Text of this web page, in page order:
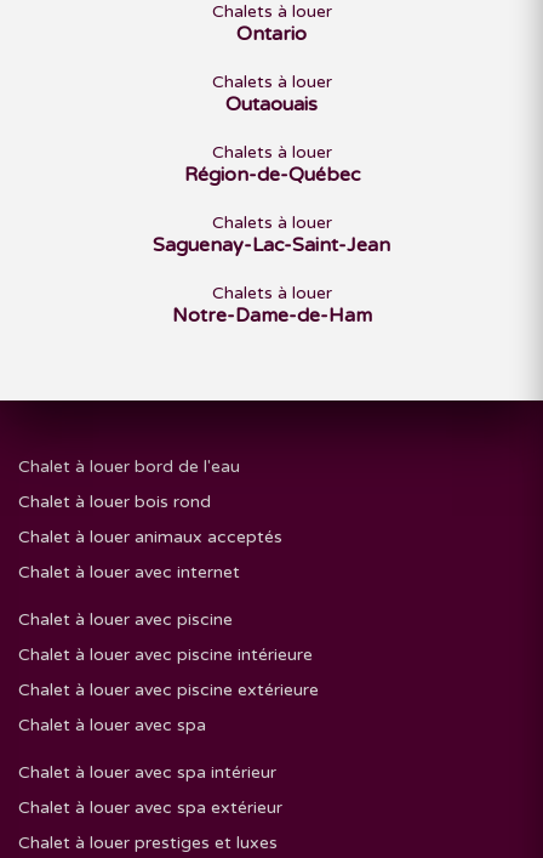
Chalets à louer
Ontario
Chalets à louer
Outaouais
Chalets à louer
Région-de-Québec
Chalets à louer
Saguenay-Lac-Saint-Jean
Chalets à louer
Notre-Dame-de-Ham
Chalet à louer bord de l'eau
Chalet à louer bois rond
Chalet à louer animaux acceptés
Chalet à louer avec internet
Chalet à louer avec piscine
Chalet à louer avec piscine intérieure
Chalet à louer avec piscine extérieure
Chalet à louer avec spa
Chalet à louer avec spa intérieur
Chalet à louer avec spa extérieur
Chalet à louer prestiges et luxes